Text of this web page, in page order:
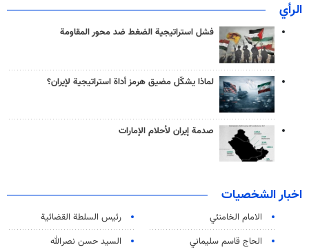
الرأي
فشل استراتيجية الضغط ضد محور المقاومة
لماذا يشكّل مضيق هرمز أداة استراتيجية لإيران؟
صدمة إيران لأحلام الإمارات
اخبار الشخصيات
الامام الخامنئي
رئیس السلطة القضائیة
الحاج قاسم سليماني
السيد حسن نصرالله